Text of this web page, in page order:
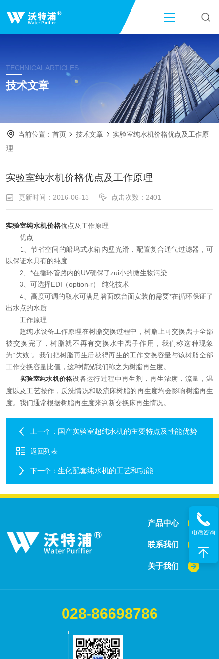
产品中心
新闻中心
成功案例
在线留言
TECHNICAL ARTICLES
技术文章
当前位置：首页 技术文章
实验室纯水机价格优点及工作原
理
实验室纯水机价格优点及工作原理
更新时间：2016-06-13 点击次数：2401
实验室纯水机价格优点及工作原理
优点
1、节省空间的船坞式水箱内壁光滑，配置复合通气过滤器，可
以保证水具有的纯度
2、*在循环管路内的UV确保了zui小的微生物污染
3、可选择EDI（option-r） 纯化技术
4、高度可调的取水可满足墙面或台面安装的需要*在循环保证了
出水点的水质
工作原理
超纯水设备工作原理在树脂交换过程中，树脂上可交换离子全部
被交换完了，树脂就不再有交换水中离子作用，我们称这种现象
为“失效”。我们把树脂再生后获得再生的工作交换容量与该树脂全部
工作交换容量比值，这种情况我们称之为树脂再生度。
实验室纯水机价格设备运行过程中再生剂，再生浓度，流量，温
度以及工艺操作，反洗情况和吸流床树脂的再生度均会影响树脂再生
度。我们通常根据树脂再生度来判断交换床再生情况。
上一个： 国产实验室超纯水机的主要特点及性能优势
返回列表
下一个： 生化配套纯水机的工艺和功能
产品中心
联系我们
关于我们
028-86698786
电话咨询